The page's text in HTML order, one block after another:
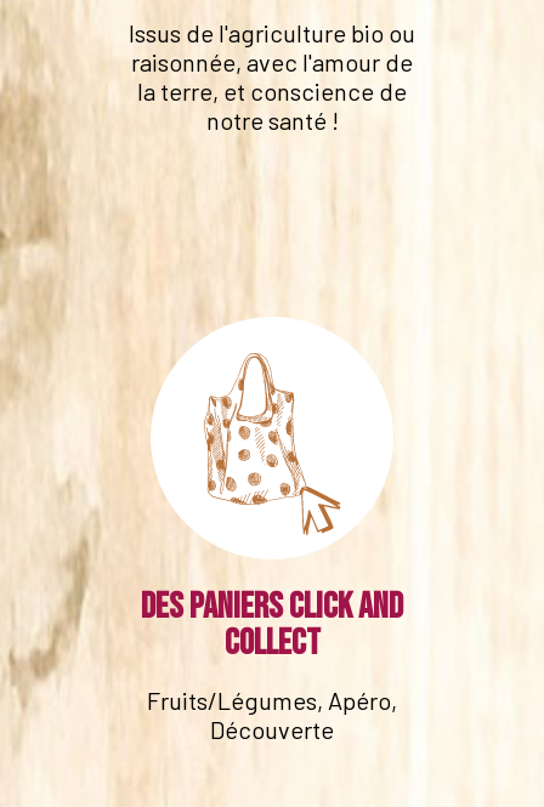
Issus de l'agriculture bio ou
raisonnée, avec l'amour de
la terre, et conscience de
notre santé !
Des paniers click and
collect
Fruits/Légumes, Apéro,
Découverte